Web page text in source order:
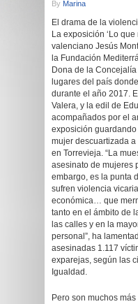
By Marina
El drama de la
La exposición ‘Lo
valenciano Jesús
la Fundación
Dona de la
lugares del país
durante el año 2017.
Valera, y la edil de
acompañados por el
exposición
mujer descuartizada
en Torrevieja. “La
asesinato de mujeres
embargo, es la punta
sufren violencia
económica… que
tanto en el ámbito de
las calles y en la
personal”, ha
asesinadas 1.117
exparejas, según las
Igualdad.
Pero son muchos